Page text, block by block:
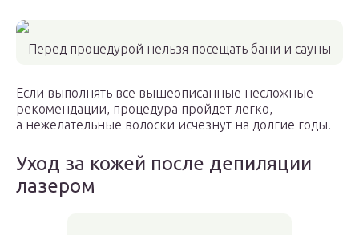
Перед процедурой нельзя посещать бани и сауны
Если выполнять все вышеописанные несложные
рекомендации, процедура пройдет легко,
а нежелательные волоски исчезнут на долгие годы.
Уход за кожей после депиляции
лазером